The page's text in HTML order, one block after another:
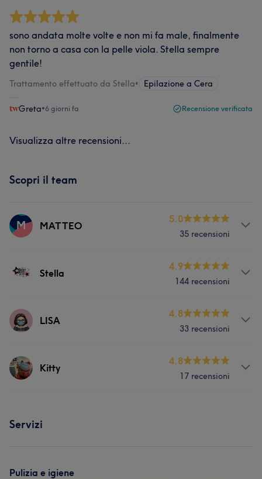
sono andata molte volte e non mi fa male, finalmente
non torno a casa con la pelle viola. Stella sempre
gentile!
Trattamento effettuato da Stella• Epilazione a Cera
Greta•6 giorni fa Recensione verificata
Visualizza altre recensioni...
Scopri il team
M MATTEO
5.0
35 recensioni
Servizi
Stella
4.9
144 recensioni
Servizi
Portfolio
LISA
4.8
33 recensioni
Servizi
Portfolio
Kitty
4.8
17 recensioni
Servizi
Pulizia e igiene